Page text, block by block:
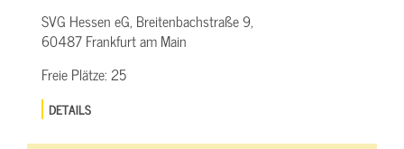
SVG Hessen eG, Breitenbachstraße 9,
60487 Frankfurt am Main
Freie Plätze:25
DETAILS